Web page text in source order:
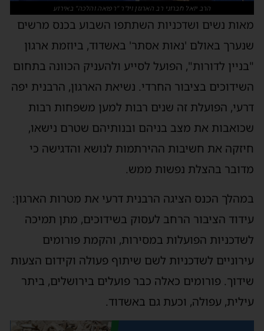
הרב יואל חברוני רב הארגון ויו"ר "רפואה והלכה" באירוע
מאות נשים ושדכניות השתתפו השבוע בכנס מרשים
שנערך באולם 'נאות אסתר' באשדוד, ביוזמת ארגון
"בניין לדורות", הפועל לסייע ולהעניק הכוונה בתחום
השידוכים בציבור החרדי. נשיאת הארגון, הרבנית יפה
דרעי, הפועלת זה שנים רבות למען משפחות רבות
שכואבות את מצב בניהם ובנותיהם שטרם נישאו,
חיזקה את חשיבות ההירתמות לנושא והדגישה כי
מדובר בהצלת נפשות ממש.
במהלך הכנס הציגה הרבנית דרעי את מטרות הארגון:
עידוד הציבור הרחב לעסוק בשידוכים, מתן תמיכה
לשדכניות הפועלות במסירות, והקמת פורומים
עירוניים לשדכניות לשם שיתוף פעולה וקידום הצעות
שידוך. פורומים כאלה כבר פועלים בירושלים, ביתר
עילית, עפולה, וכעת גם באשדוד.